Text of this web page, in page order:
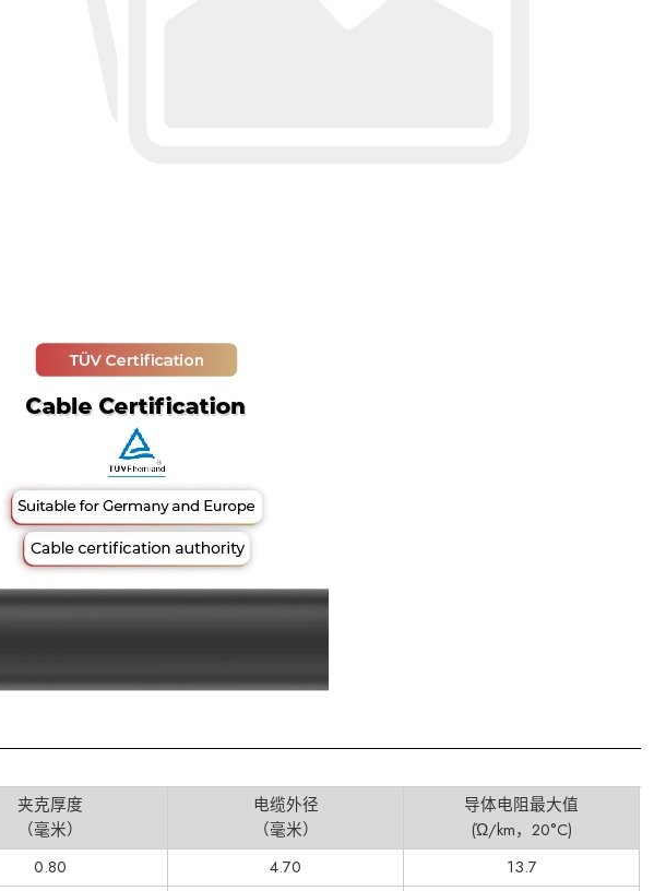
夹克厚度
（毫米）
电缆外径
（毫米）
导体电阻最大值
(Ώ/km，20°C)
0.80 4.70
13.7